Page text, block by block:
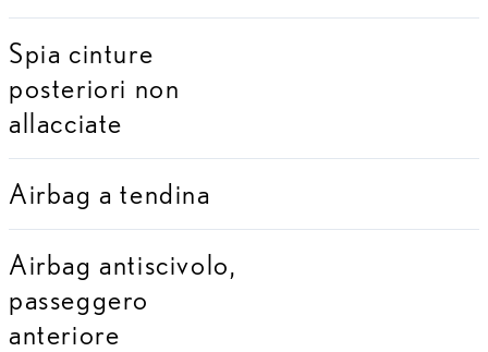
Spia cinture
posteriori non
allacciate
Airbag a tendina
Airbag antiscivolo,
passeggero
anteriore